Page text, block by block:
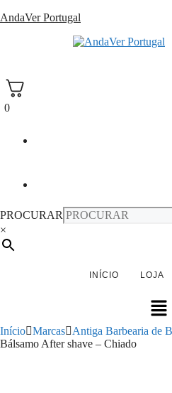
Saltar
AndaVer Portugal
0
PROCURAR
×
INÍCIO LOJA
Menu
Início Marcas
Antiga Barbearia de
Bálsamo After shave – Chiado